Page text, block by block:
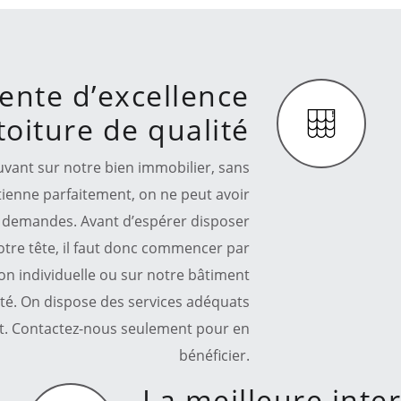
d’excellence
de qualité
sur notre bien immobilier, sans
parfaitement, on ne peut avoir
Avant d’espérer disposer
tête, il faut donc commencer par
individuelle ou sur notre bâtiment
On dispose des services adéquats
Contactez-nous seulement pour en
bénéficier.